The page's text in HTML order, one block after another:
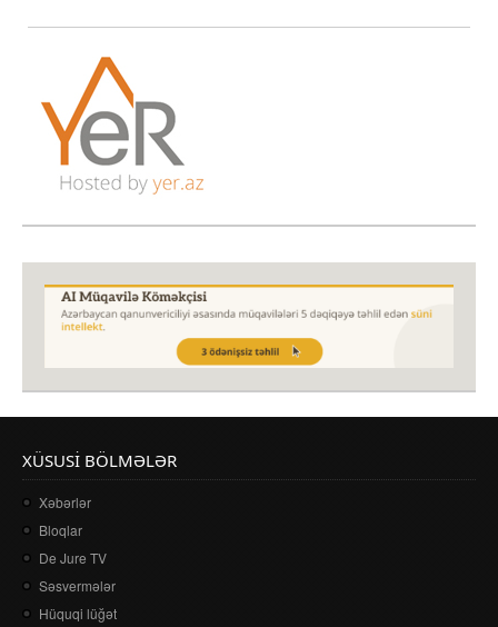
XÜSUSI BÖLMƏLƏR
Xəbərlər
Bloqlar
De Jure TV
Səsvermələr
Hüquqi lüğət